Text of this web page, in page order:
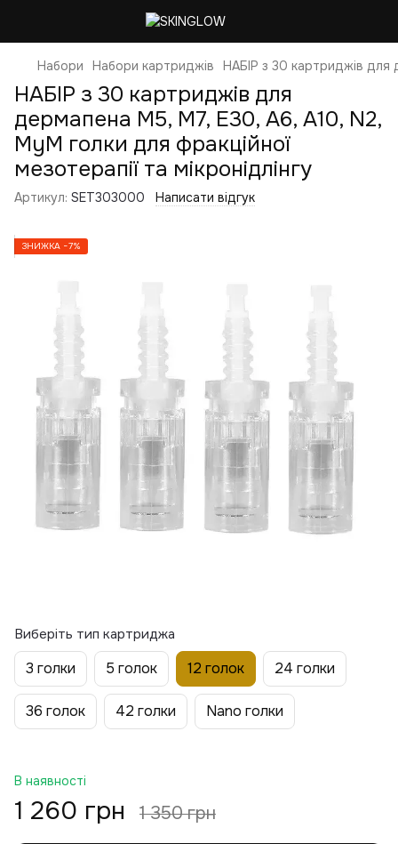
Набори Набори картриджів НАБІР з 30 картриджів для
НАБІР з 30 картриджів для
дермапена M5, M7, E30, A6, A10, N2,
MyM голки для фракційної
мезотерапії та мікронідлінгу
Артикул: SET303000 Написати відгук
ЗНИЖКА −7%
Виберіть тип картриджа
3 голки 5 голок 12 голок 24 голки
36 голок 42 голки Nano голки
В наявності
1 260 грн 1 350 грн